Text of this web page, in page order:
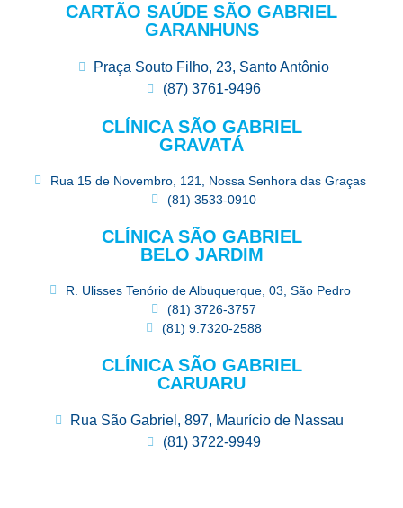
CARTÃO SAÚDE SÃO GABRIEL
GARANHUNS
Praça Souto Filho, 23, Santo Antônio
(87) 3761-9496
CLÍNICA SÃO GABRIEL
GRAVATÁ
Rua 15 de Novembro, 121, Nossa Senhora das Graças
(81) 3533-0910
CLÍNICA SÃO GABRIEL
BELO JARDIM
R. Ulisses Tenório de Albuquerque, 03, São Pedro
(81) 3726-3757
(81) 9.7320-2588
CLÍNICA SÃO GABRIEL
CARUARU
Rua São Gabriel, 897, Maurício de Nassau
(81) 3722-9949